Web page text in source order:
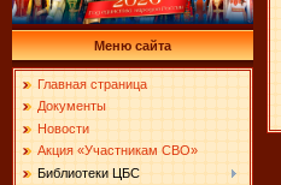
Меню сайта
Главная страница
Документы
Новости
Акция «Участникам СВО»
Библиотеки ЦБС